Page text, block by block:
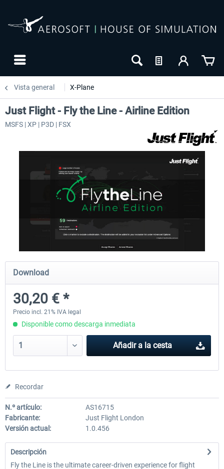
Vista general X-Plane
Traffic Global for X-Plane 12/11
(Windows)
45,32 € *
X-Plane.org - King Air 350
Just Flight - Fly the Line - Airline Edition
MSFS | XP | P3D | FSX
Download
30,20 € *
Precio incl. 21% IVA legal
Disponible como descarga inmediata
Añadir a la cesta
Recordar
N.º artículo:
AS16715
Fabricante:
Just Flight London
Versión actual:
1.0.456
Descripción
Fly the Line is the ultimate career-driven experience for flight